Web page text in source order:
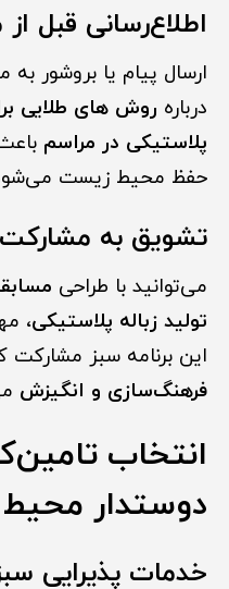
اطلاع‌رسانی قبل
ارسال پیام یا بروشور
درباره روش های طلایی
پلاستیکی در مراسم
حفظ محیط زیست
تشویق به
می‌توانید با طراحی
تولید زباله پلاستیکی،
این برنامه سبز
فرهنگ‌سازی و انگیزش
انتخاب
دوستدار
خدمات پذیرایی